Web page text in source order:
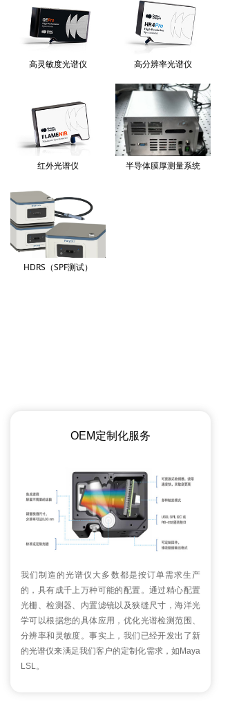
OEM定制化服务
我们制造的光谱仪大多数都是按订单需求生产
的，具有成千上万种可能的配置。通过精心配置
光栅、检测器、内置滤镜以及狭缝尺寸，海洋光
学可以根据您的具体应用，优化光谱检测范围、
分辨率和灵敏度。事实上，我们已经开发出了新
的光谱仪来满足我们客户的定制化需求，如Maya
LSL。
高灵敏度光谱仪 高分辨率光谱仪
红外光谱仪 半导体膜厚测量系统
HDRS（SPF测试）